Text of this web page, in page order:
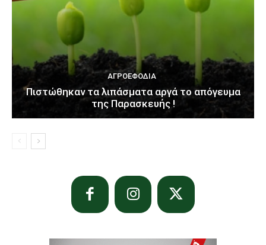
ΑΓΡΟΕΦΌΔΙΑ
Πιστώθηκαν τα λιπάσματα αργά το απόγευμα
της Παρασκευής !